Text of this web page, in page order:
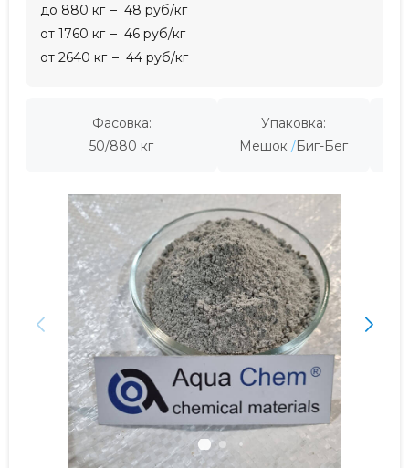
Фасовка:
50/880 кг
Упаковка:
Мешок
Биг-Бег
до 880 кг
48 руб/кг
от 1760 кг
46 руб/кг
от 2640 кг
44 руб/кг